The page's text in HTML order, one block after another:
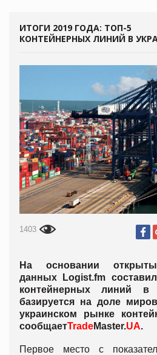
ИТОГИ 2019 ГОДА: ТОП-5
КОНТЕЙНЕРНЫХ ЛИНИЙ В
1403
На основании
данных Logist.fm
контейнерных линий в
базируется на доле
украинском рынке
сообщаетTradeMaster.UA.
Первое место с